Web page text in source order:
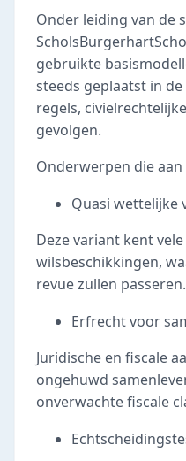
Onder leiding van de
gebruikte
steeds geplaatst in
regels,
gevolgen.
Onderwerpen die
Quasi wettelijke
Deze variant kent
wilsbeschikkingen,
revue zullen passeren.
Erfrecht voor
Juridische en fiscale
ongehuwd
onverwachte fiscale